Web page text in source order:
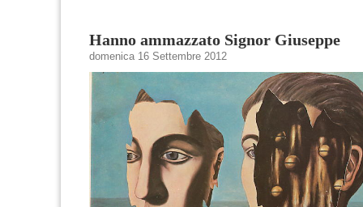
Hanno ammazzato Signor Giuseppe
domenica 16 Settembre 2012